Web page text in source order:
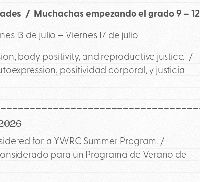
/ Muchachas empezando el grado 9 – 12
13 de julio – Viernes 17 de julio
body positivity, and reproductive justice. /
positividad corporal, y justicia
for a YWRC Summer Program. /
para un Programa de Verano de